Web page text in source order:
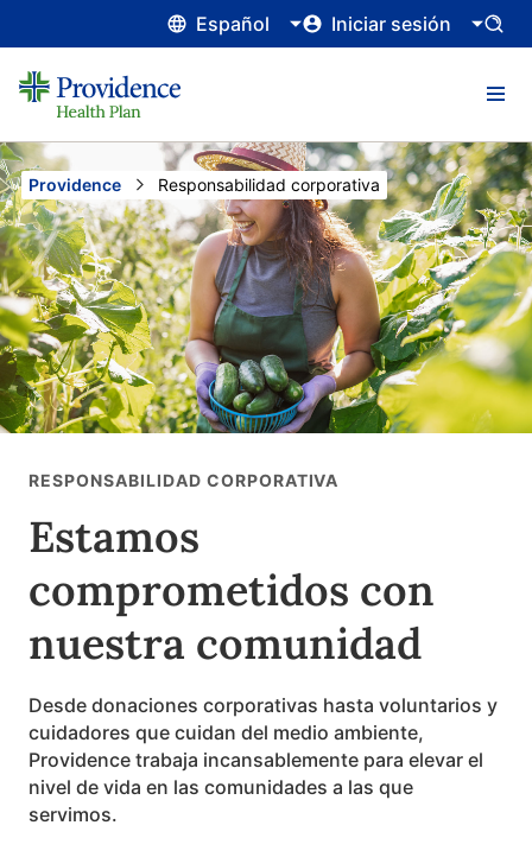
Español Iniciar sesión
Providence Current:
Responsabilidad corporativa
RESPONSABILIDAD CORPORATIVA
Estamos
comprometidos con
nuestra comunidad
Desde donaciones corporativas hasta voluntarios y
cuidadores que cuidan del medio ambiente,
Providence trabaja incansablemente para elevar el
nivel de vida en las comunidades a las que
servimos.